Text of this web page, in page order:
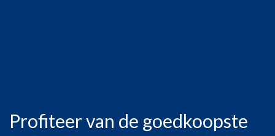
Profiteer van de goedkoopste